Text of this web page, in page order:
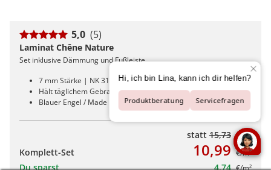
5,0 (5)
Laminat Chêne Nature
Set inklusive Dämmung und Fußleiste
7 mm Stärke | NK 31 | AC3
Hält täglichem Gebrauch problemlos stand
Blauer Engel / Made in Germany
statt 15,73 €/m²
Komplett-Set 10,99 €/m²
Du sparst 4,74 €/m²